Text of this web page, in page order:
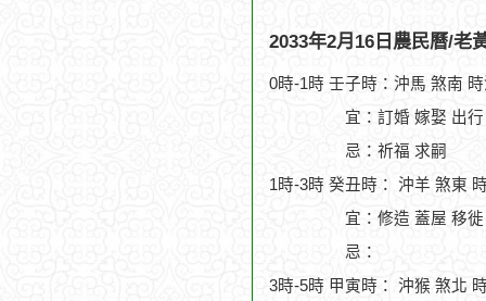
2033年2月16日農民曆/老
0時-1時 壬子時：沖馬 煞南
宜：訂婚 嫁娶 出
忌：祈福 求嗣
1時-3時 癸丑時： 沖羊 煞東
宜：修造 蓋屋 移
忌：
3時-5時 甲寅時： 沖猴 煞北